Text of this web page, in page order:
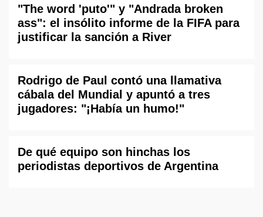
"The word 'puto'" y "Andrada broken
ass": el insólito informe de la FIFA para
justificar la sanción a River
Rodrigo de Paul contó una llamativa
cábala del Mundial y apuntó a tres
jugadores: "¡Había un humo!"
De qué equipo son hinchas los
periodistas deportivos de Argentina